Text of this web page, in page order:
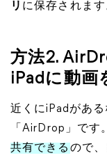
リ に保存されます
方法2.
iPadに動画
近くにiPadがあ
「AirDrop」です。
共有できる ので